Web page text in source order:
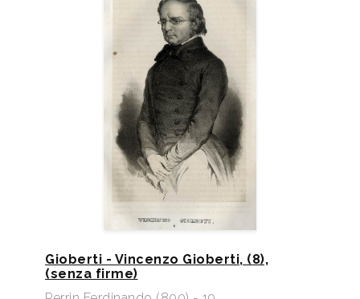
Gioberti - Vincenzo Gioberti, (8),
(senza firme)